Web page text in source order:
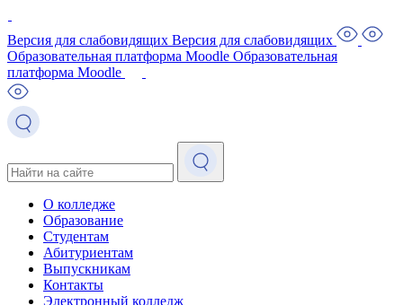
Версия для слабовидящих Версия для слабовидящих
Образовательная платформа Moodle Образовательная
платформа Moodle
О колледже
Образование
Студентам
Абитуриентам
Выпускникам
Контакты
Электронный колледж